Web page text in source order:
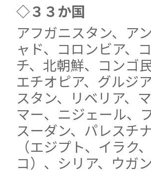
◇３３か国
アフガニスタン、ア
ャド、コロンビア、
チ、北朝鮮、コンゴ
エチオピア、グルジ
スタン、リベリア、
マー、ニジェール、
スーダン、パレスチ
（エジプト、イラク
コ）、シリア、ウガ